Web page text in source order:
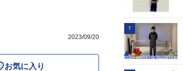
2023/09/20
お気に入り
7